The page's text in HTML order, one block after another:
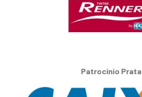
Patrocínio Prata